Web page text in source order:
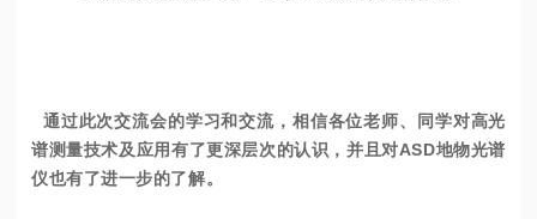
通过此次交流会的学习和交流， 相信各位老师、同学对高光
谱测量技术及应用有了更深层次的认识，并且对ASD地物光谱
仪也有了进一步的了解。